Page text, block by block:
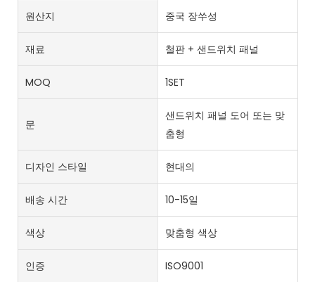
원산지 중국 장쑤성
재료 철판 + 샌드위치 패널
MOQ 1SET
문
샌드위치 패널 도어 또는 맞
춤형
디자인 스타일 현대의
배송 시간 10-15일
색상 맞춤형 색상
인증 ISO9001